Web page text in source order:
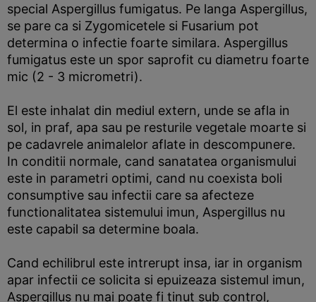
special Aspergillus fumigatus. Pe langa Aspergillus,
se pare ca si Zygomicetele si Fusarium pot
determina o infectie foarte similara. Aspergillus
fumigatus este un spor saprofit cu diametru foarte
mic (2 - 3 micrometri).
El este inhalat din mediul extern, unde se afla in
sol, in praf, apa sau pe resturile vegetale moarte si
pe cadavrele animalelor aflate in descompunere.
In conditii normale, cand sanatatea organismului
este in parametri optimi, cand nu coexista boli
consumptive sau infectii care sa afecteze
functionalitatea sistemului imun, Aspergillus nu
este capabil sa determine boala.
Cand echilibrul este intrerupt insa, iar in organism
apar infectii ce solicita si epuizeaza sistemul imun,
Aspergillus nu mai poate fi tinut sub control,